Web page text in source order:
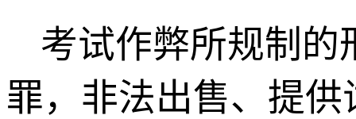
考试作弊所规制的
罪，非法出售、提